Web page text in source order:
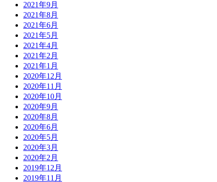
2021年9月
2021年8月
2021年6月
2021年5月
2021年4月
2021年2月
2021年1月
2020年12月
2020年11月
2020年10月
2020年9月
2020年8月
2020年6月
2020年5月
2020年3月
2020年2月
2019年12月
2019年11月